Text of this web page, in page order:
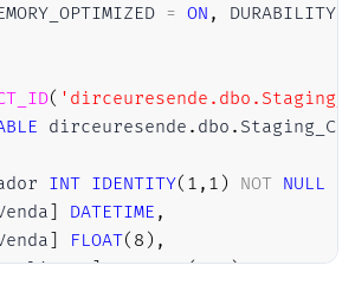
= ON , DURABILITY
(
dirceuresende . dbo .
INT IDENTITY( 1 , 1 ) NOT NULL
DATETIME ,
FLOAT( 8 ) ,
] VARCHAR(100),